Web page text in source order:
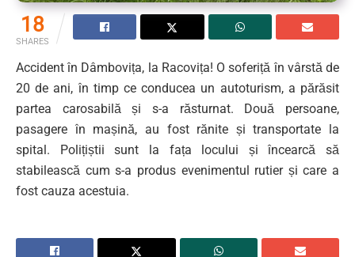
18
SHARES
Accident în Dâmbovița, la Racovița! O soferiță în vârstă de
20 de ani, în timp ce conducea un autoturism, a părăsit
partea carosabilă și s-a răsturnat. Două persoane,
pasagere în mașină, au fost rănite și transportate la
spital. Polițiștii sunt la fața locului și încearcă să
stabilească cum s-a produs evenimentul rutier și care a
fost cauza acestuia.